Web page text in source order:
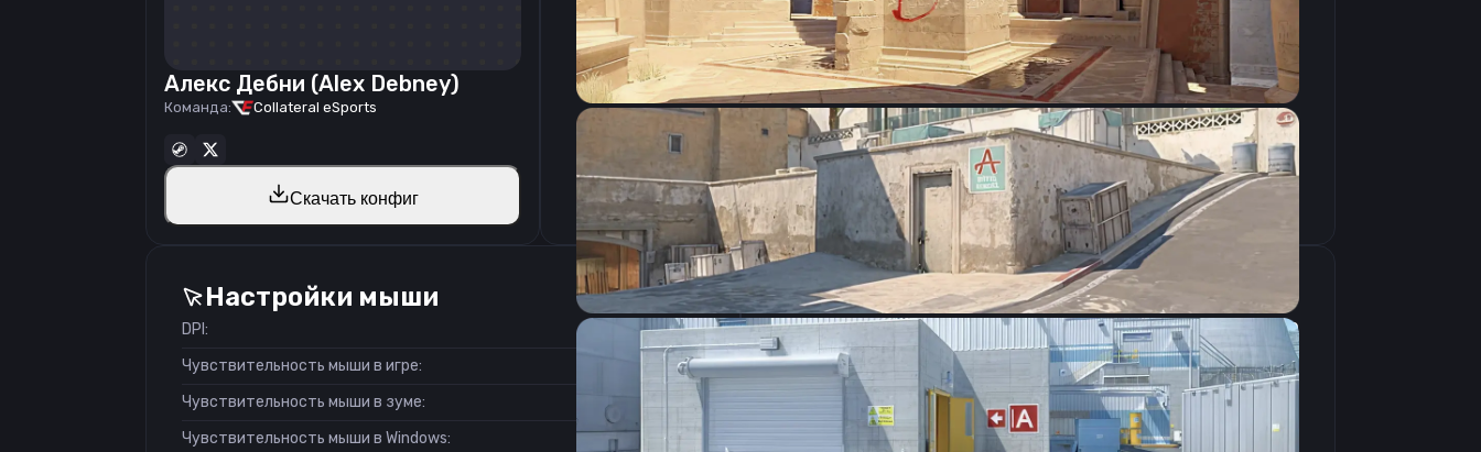
Алекс Дебни (Alex Debney)
Команда: Collateral eSports
Скачать конфиг
CSGO-E3ixS-5BcHa-RSzDO-H4ip6-899zP
Скопировать
Настройки мыши
DPI:
400
Чувствительность мыши в игре:
1.51
Чувствительность мыши в зуме:
1
Чувствительность мыши в Windows:
6/11
Настройки экрана
Разрешение
1280×960
Соотношение сторон
4:3
Формат изображения
Растянутое
Частота обновления
240Hz